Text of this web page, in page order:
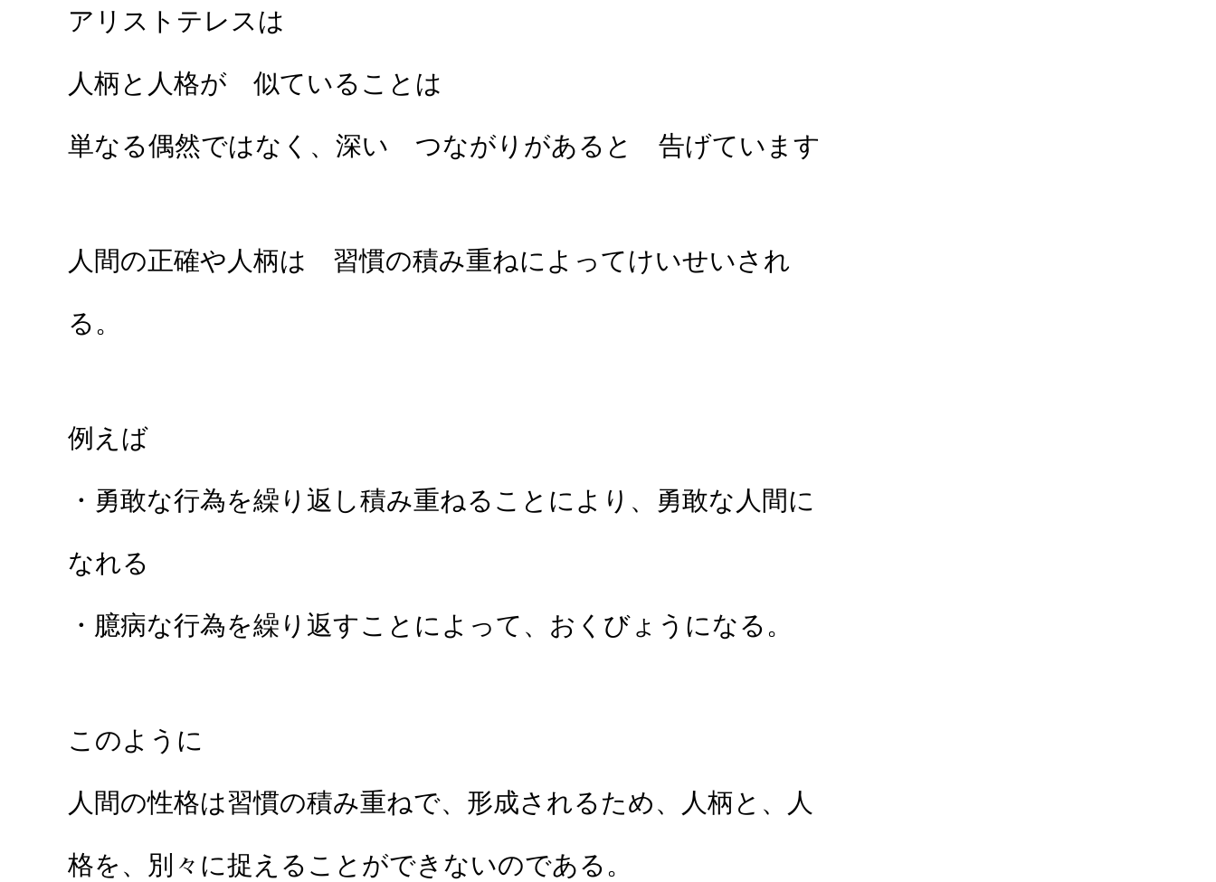
アリストテレスは
人柄と人格が 似ていることは
単なる偶然ではなく、深い つながりがあると 告げています
人間の正確や人柄は 習慣の積み重ねによってけいせいされ
る。
例えば
・勇敢な行為を繰り返し積み重ねることにより、勇敢な人間に
なれる
・臆病な行為を繰り返すことによって、おくびょうになる。
このように
人間の性格は習慣の積み重ねで、形成されるため、人柄と、人
格を、別々に捉えることができないのである。